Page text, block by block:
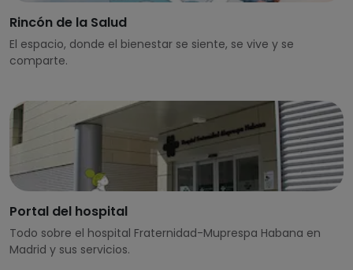
Rincón de la Salud
El espacio, donde el bienestar se siente, se vive y se
comparte.
Portal del hospital
Todo sobre el hospital Fraternidad-Muprespa Habana en
Madrid y sus servicios.